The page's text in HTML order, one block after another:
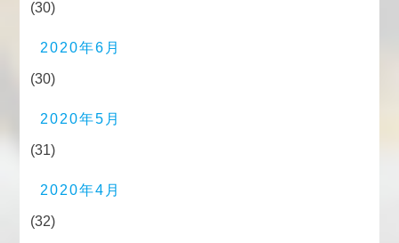
(30)
2020年6月
(30)
2020年5月
(31)
2020年4月
(32)